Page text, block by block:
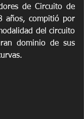
de Circuito de
años, compitió por
del circuito
dominio de sus